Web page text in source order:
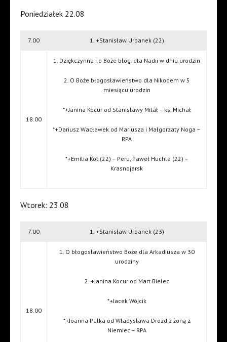
Poniedziałek 22.08
7.00 1. +Stanisław Urbanek (22)
18.00
1. Dziękczynna i o Boże błog. dla Nadii w dniu urodzin
2. O Boże błogosławieństwo dla Nikodem w 5
miesiącu urodzin
*+Janina Kocur od Stanisławy Mitał – ks. Michał
*+Dariusz Wacławek od Mariusza i Małgorzaty Noga –
RPA
*+Emilia Kot (22) – Peru, Paweł Huchla (22) –
Krasnojarsk
Wtorek: 23.08
7.00 1. +Stanisław Urbanek (23)
18.00
1. O błogosławieństwo Boże dla Arkadiusza w 30
urodziny
2. +Janina Kocur od Mart Bielec
*+Jacek Wójcik
*+Joanna Pałka od Władysława Drozd z żoną z
Niemiec – RPA